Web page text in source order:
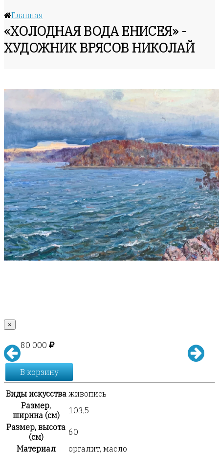
Главная
«ХОЛОДНАЯ ВОДА ЕНИСЕЯ» -
ХУДОЖНИК ВРЯСОВ НИКОЛАЙ
×
80 000
В корзину
Виды искусства живопись
Размер,
ширина (см)
103,5
Размер, высота
(см)
60
Материал
оргалит, масло